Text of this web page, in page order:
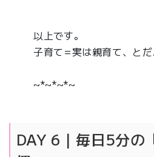
以上です。
子育て=実は親育て、とだ
~*~*~*~
DAY 6｜毎日5分の